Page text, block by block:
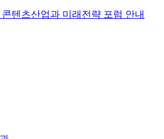
텐츠산업과 미래전략 포럼 안내